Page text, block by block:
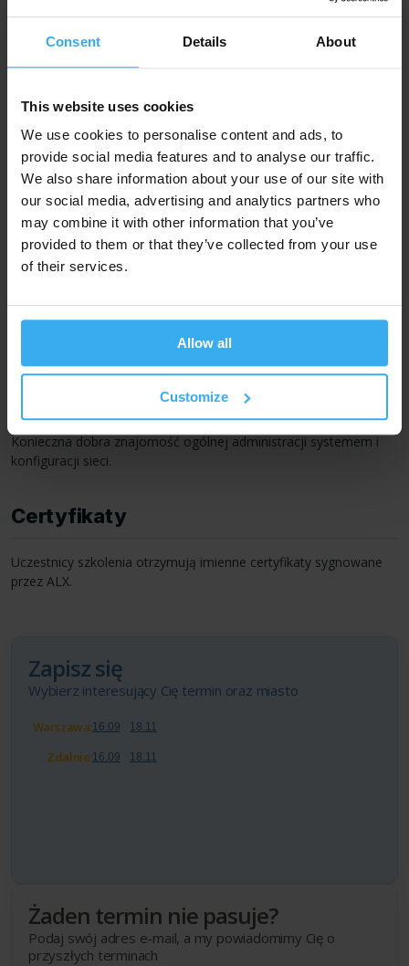
Consent Details About
This website uses cookies
We use cookies to personalise content and ads, to
provide social media features and to analyse our traffic.
We also share information about your use of our site with
our social media, advertising and analytics partners who
may combine it with other information that you’ve
provided to them or that they’ve collected from your use
of their services.
Allow all
Customize
Aspekty bezpieczeństwa (szyfrowanie,
podsłuchiwanie, ataki man-in-the-middle, “wycieki”
StrongSWAN w praktyce
Pobierz w wersji PDF
Training also available in English - for more information
Przeznaczenie i wymagania
Szkolenie przeznaczone dla co najmniej
średniozaawansowanych administratorów sieci/systemu Linux.
Konieczna dobra znajomość ogólnej administracji systemem i
konfiguracji sieci.
Certyfikaty
Uczestnicy szkolenia otrzymują imienne certyfikaty sygnowane
przez ALX.
Zapisz się
Wybierz interesujący Cię termin oraz miasto
Warszawa:16.09 18.11
Zdalnie:16.09 18.11
Żaden termin nie pasuje?
Podaj swój adres e-mail, a my powiadomimy Cię o
przyszłych terminach